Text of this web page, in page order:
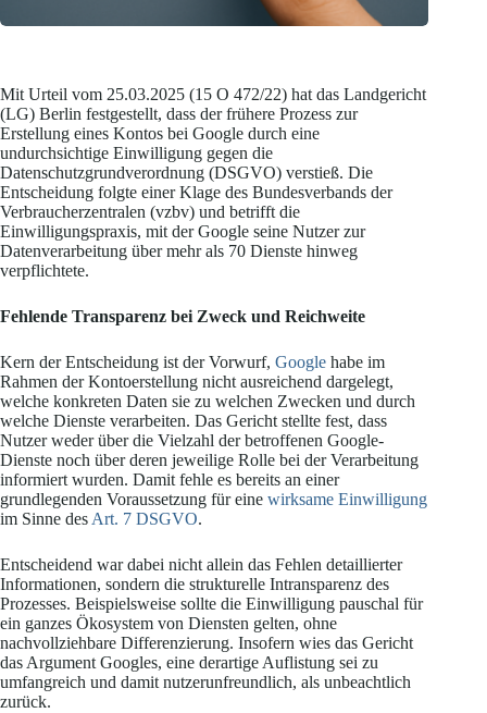
Mit Urteil vom 25.03.2025 (15 O 472/22) hat das Landgericht
(LG) Berlin festgestellt, dass der frühere Prozess zur
Erstellung eines Kontos bei Google durch eine
undurchsichtige Einwilligung gegen die
Datenschutzgrundverordnung (DSGVO) verstieß. Die
Entscheidung folgte einer Klage des Bundesverbands der
Verbraucherzentralen (vzbv) und betrifft die
Einwilligungspraxis, mit der Google seine Nutzer zur
Datenverarbeitung über mehr als 70 Dienste hinweg
verpflichtete.
Fehlende Transparenz bei Zweck und Reichweite
Kern der Entscheidung ist der Vorwurf, Google habe im
Rahmen der Kontoerstellung nicht ausreichend dargelegt,
welche konkreten Daten sie zu welchen Zwecken und durch
welche Dienste verarbeiten. Das Gericht stellte fest, dass
Nutzer weder über die Vielzahl der betroffenen Google-
Dienste noch über deren jeweilige Rolle bei der Verarbeitung
informiert wurden. Damit fehle es bereits an einer
grundlegenden Voraussetzung für eine wirksame Einwilligung
im Sinne des Art. 7 DSGVO.
Entscheidend war dabei nicht allein das Fehlen detaillierter
Informationen, sondern die strukturelle Intransparenz des
Prozesses. Beispielsweise sollte die Einwilligung pauschal für
ein ganzes Ökosystem von Diensten gelten, ohne
nachvollziehbare Differenzierung. Insofern wies das Gericht
das Argument Googles, eine derartige Auflistung sei zu
umfangreich und damit nutzerunfreundlich, als unbeachtlich
zurück.